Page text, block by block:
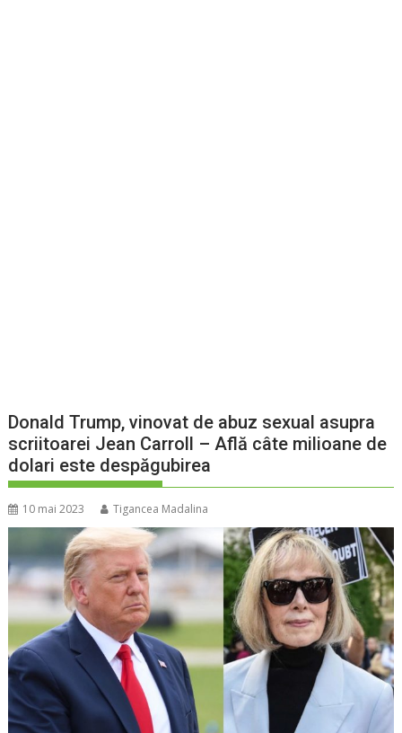
Donald Trump, vinovat de abuz sexual asupra
scriitoarei Jean Carroll – Află câte milioane de
dolari este despăgubirea
10 mai 2023 Tigancea Madalina